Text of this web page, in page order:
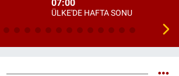
07:00
ÜLKE'DE HAFTA SONU